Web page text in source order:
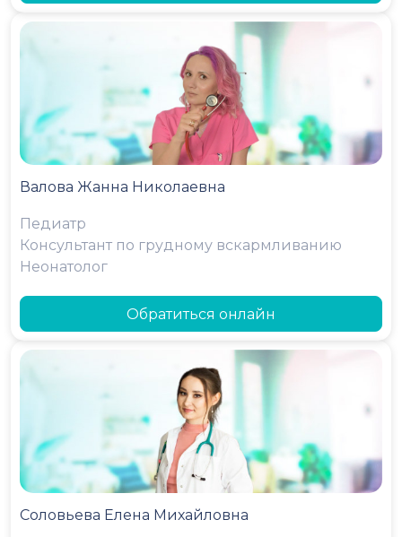
Валова Жанна Николаевна
Педиатр
Консультант по грудному вскармливанию
Неонатолог
Обратиться онлайн
Соловьева Елена Михайловна